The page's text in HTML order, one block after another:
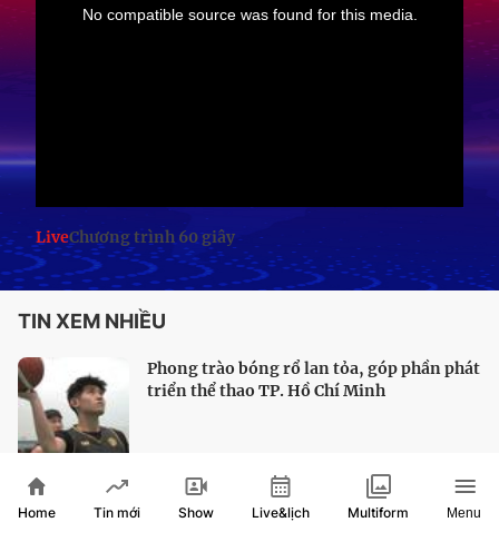
LiveChương trình 60 giây
TIN XEM NHIỀU
Phong trào bóng rổ lan tỏa, góp phần phát
triển thể thao TP. Hồ Chí Minh
Bóng bàn TP. Hồ Chí Minh sẵn sàng chinh
Home Tin mới Show Live&lịch Multiform Menu